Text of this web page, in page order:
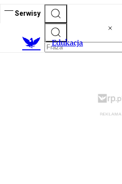
Serwisy
Edukacja